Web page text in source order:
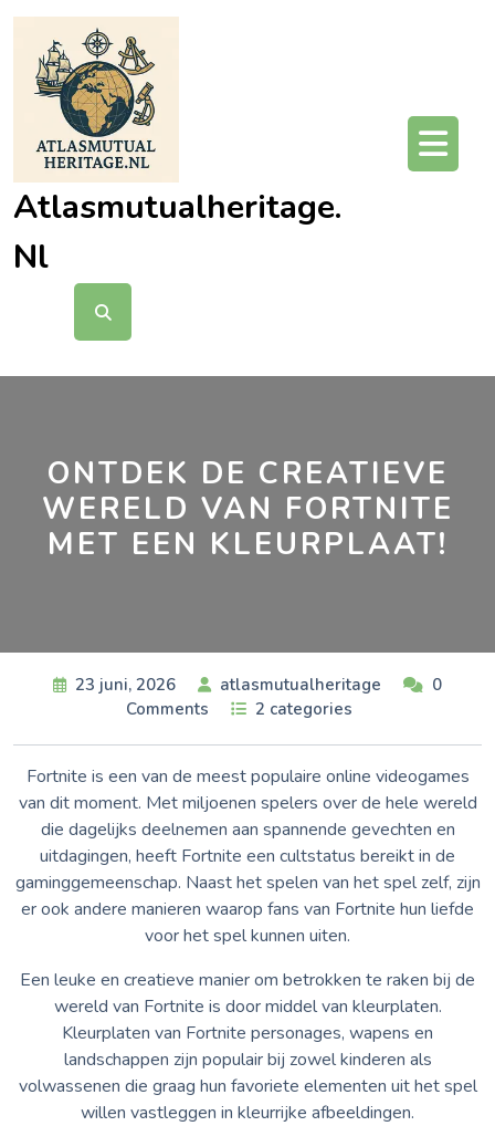
Ga
inhoud
Atlasmutualheritage.
Nl
ONTDEK DE CREATIEVE
WERELD VAN FORTNITE
MET EEN KLEURPLAAT!
23 juni, 2026 atlasmutualheritage
0
Comments
2 categories
Fortnite is een van de meest populaire online videogames
van dit moment. Met miljoenen spelers over de hele wereld
die dagelijks deelnemen aan spannende gevechten en
uitdagingen, heeft Fortnite een cultstatus bereikt in de
gaminggemeenschap. Naast het spelen van het spel zelf, zijn
er ook andere manieren waarop fans van Fortnite hun liefde
voor het spel kunnen uiten.
Een leuke en creatieve manier om betrokken te raken bij de
wereld van Fortnite is door middel van kleurplaten.
Kleurplaten van Fortnite personages, wapens en
landschappen zijn populair bij zowel kinderen als
volwassenen die graag hun favoriete elementen uit het spel
willen vastleggen in kleurrijke afbeeldingen.